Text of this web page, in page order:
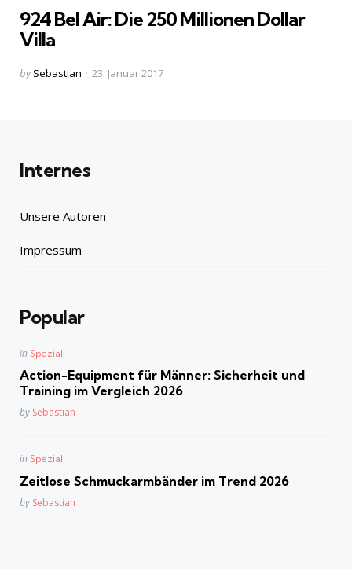
924 Bel Air: Die 250 Millionen Dollar
Villa
Posted
by Sebastian 23. Januar 2017
Internes
Unsere Autoren
Impressum
Popular
Posted
in Spezial
Action-Equipment für Männer: Sicherheit und
Training im Vergleich 2026
Posted
by Sebastian
Posted
in Spezial
Zeitlose Schmuckarmbänder im Trend 2026
Posted
by Sebastian